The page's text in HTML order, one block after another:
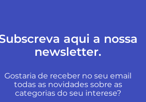
aqui a nossa
newsletter.
Gostaria de receber no seu email
todas as novidades sobre as
categorias do seu interese?